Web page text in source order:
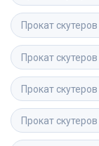
Прокат скутеров
Прокат скутеров
Прокат скутеров
Прокат скутеров